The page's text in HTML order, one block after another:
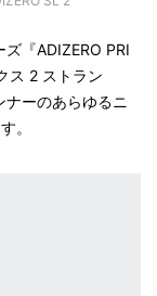
『ADIZERO PRI
ス 2 ストラン
ーのあらゆるニ
。